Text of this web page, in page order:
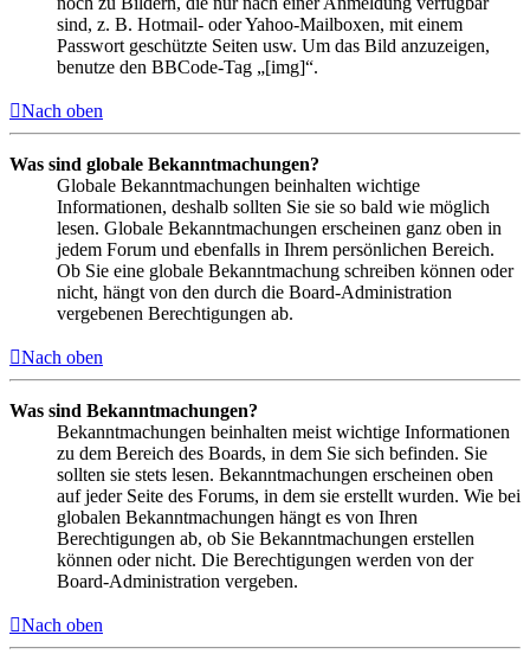
sind, z. B. Hotmail- oder Yahoo-Mailboxen, mit einem
Passwort geschützte Seiten usw. Um das Bild anzuzeigen,
benutze den BBCode-Tag „[img]“.
Nach oben
Was sind globale Bekanntmachungen?
Globale Bekanntmachungen beinhalten wichtige
Informationen, deshalb sollten Sie sie so bald wie möglich
lesen. Globale Bekanntmachungen erscheinen ganz oben in
jedem Forum und ebenfalls in Ihrem persönlichen Bereich.
Ob Sie eine globale Bekanntmachung schreiben können oder
nicht, hängt von den durch die Board-Administration
vergebenen Berechtigungen ab.
Nach oben
Was sind Bekanntmachungen?
Bekanntmachungen beinhalten meist wichtige Informationen
zu dem Bereich des Boards, in dem Sie sich befinden. Sie
sollten sie stets lesen. Bekanntmachungen erscheinen oben
auf jeder Seite des Forums, in dem sie erstellt wurden. Wie bei
globalen Bekanntmachungen hängt es von Ihren
Berechtigungen ab, ob Sie Bekanntmachungen erstellen
können oder nicht. Die Berechtigungen werden von der
Board-Administration vergeben.
Nach oben